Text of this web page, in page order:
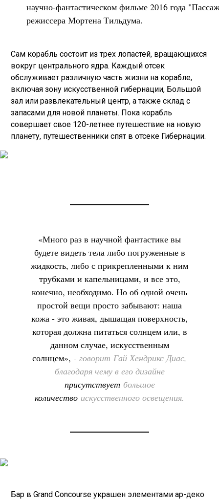
научно-фантастическом фильме 2016 года
режиссера Мортена Тильдума.
Сам корабль состоит из трех лопастей, вращающихся
вокруг центрального ядра. Каждый отсек
обслуживает различную часть жизни на корабле,
включая зону искусственной гибернации, Большой
зал или развлекательный центр, а также склад с
запасами для новой планеты. Пока корабль
совершает свое 120-летнее путешествие на новую
планету, путешественники спят в отсеке Гибернации.
«Много раз в научной фантастике вы
будете видеть тела либо погруженные в
жидкость, либо с прикрепленными к ним
трубками и капельницами, и все это,
конечно, необходимо. Но об одной очень
простой вещи просто забывают: наша
кожа - это живая, дышащая поверхность,
которая должна питаться солнцем или, в
данном случае, искусственным
солнцем», - говорит Гай Хендрикс Диас,
благодаря чему в его дизайне
присутствует большое
количество искусственного освещения.
Бар в Grand Concourse украшен элементами ар-деко